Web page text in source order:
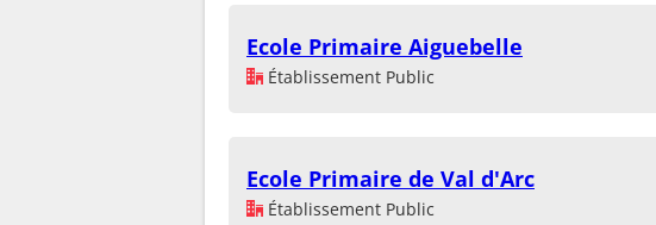
Ecole Primaire Aiguebelle
Établissement Public
Ecole Primaire de Val d'Arc
Établissement Public